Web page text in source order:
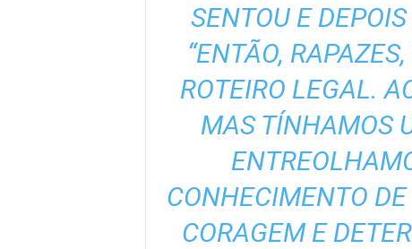
SENTOU E
“ENTÃO,
ROTEIRO LEGAL.
MAS TÍNHAMOS
CONHECIMENTO
CORAGEM E